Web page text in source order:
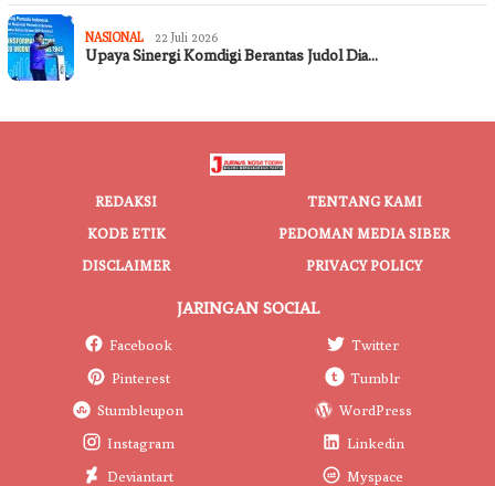
NASIONAL 22 Juli 2026
Upaya Sinergi Komdigi Berantas Judol Dia…
REDAKSI
TENTANG KAMI
KODE ETIK
PEDOMAN MEDIA SIBER
DISCLAIMER
PRIVACY POLICY
JARINGAN SOCIAL
Facebook
Twitter
Pinterest
Tumblr
Stumbleupon
WordPress
Instagram
Linkedin
Deviantart
Myspace